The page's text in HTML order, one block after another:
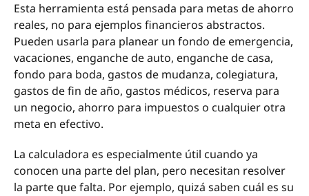
Esta herramienta está pensada para metas de ahorro
reales, no para ejemplos financieros abstractos.
Pueden usarla para planear un fondo de emergencia,
vacaciones, enganche de auto, enganche de casa,
fondo para boda, gastos de mudanza, colegiatura,
gastos de fin de año, gastos médicos, reserva para
un negocio, ahorro para impuestos o cualquier otra
meta en efectivo.
La calculadora es especialmente útil cuando ya
conocen una parte del plan, pero necesitan resolver
la parte que falta. Por ejemplo, quizá saben cuál es su